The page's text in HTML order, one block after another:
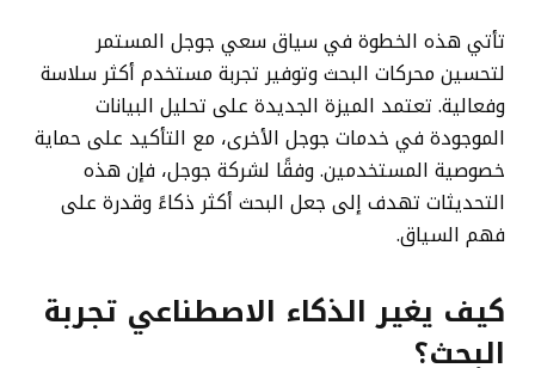
تأتي هذه الخطوة في سياق سعي جوجل المستمر
لتحسين محركات البحث وتوفير تجربة مستخدم أكثر سلاسة
وفعالية. تعتمد الميزة الجديدة على تحليل البيانات
الموجودة في خدمات جوجل الأخرى، مع التأكيد على حماية
خصوصية المستخدمين. وفقًا لشركة جوجل، فإن هذه
التحديثات تهدف إلى جعل البحث أكثر ذكاءً وقدرة على
فهم السياق.
كيف يغير الذكاء الاصطناعي تجربة
البحث؟